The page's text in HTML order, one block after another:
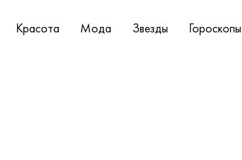
Красота Мода Звезды Гороскопы